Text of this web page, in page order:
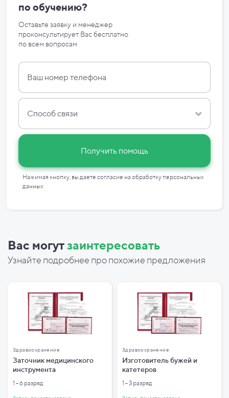
по обучению?
Оставьте заявку и менеджер
проконсультирует Вас бесплатно
по всем вопросам
Способ связи
Получить помощь
Нажимая кнопку, вы даете согласие на обработку персональных
данных
Вас могутзаинтересовать
Узнайте подробнее про похожие предложения
Здравоохранение
Заточник медицинского
инструмента
1 - 6 разряд
Здравоохранение
Изготовитель бужей и
катетеров
1 - 3 разряд